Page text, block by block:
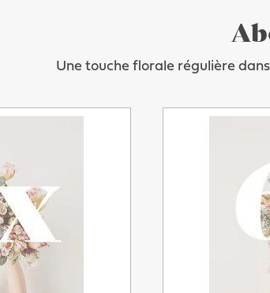
Une touche florale régulière